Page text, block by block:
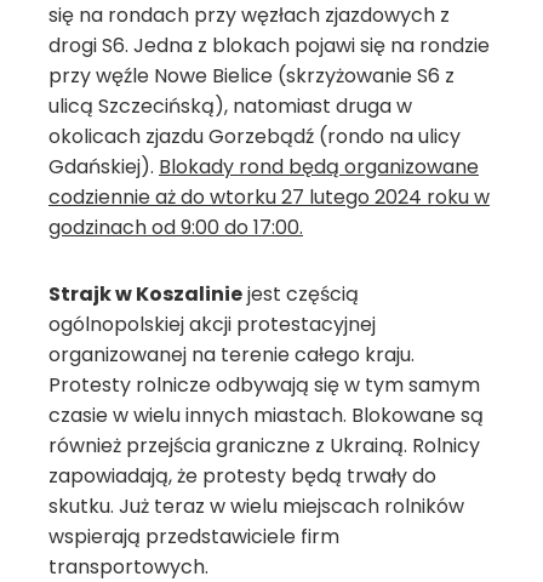
się na rondach przy węzłach zjazdowych z
drogi S6. Jedna z blokach pojawi się na rondzie
przy węźle Nowe Bielice (skrzyżowanie S6 z
ulicą Szczecińską), natomiast druga w
okolicach zjazdu Gorzebądź (rondo na ulicy
Gdańskiej). Blokady rond będą organizowane
codziennie aż do wtorku 27 lutego 2024 roku w
godzinach od 9:00 do 17:00.
Strajk w Koszaliniejest częścią
ogólnopolskiej akcji protestacyjnej
organizowanej na terenie całego kraju.
Protesty rolnicze odbywają się w tym samym
czasie w wielu innych miastach. Blokowane są
również przejścia graniczne z Ukrainą. Rolnicy
zapowiadają, że protesty będą trwały do
skutku. Już teraz w wielu miejscach rolników
wspierają przedstawiciele firm
transportowych.